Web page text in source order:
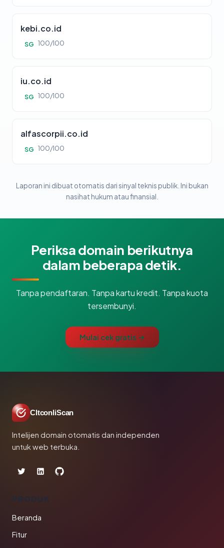
kebi.co.id
SG 100/100
iu.co.id
SG 100/100
alfascorpii.co.id
SG 100/100
Laporan ini dibuat otomatis dari sinyal teknis publik. Ini bukan
nasihat hukum atau finansial.
Periksa domain berikutnya
dalam beberapa detik.
Tanpa pendaftaran. Tanpa kartu kredit. Tanpa kuota
tersembunyi.
Mulai cek gratis →
CltconliScan
Intelijen domain otomatis dan independen
untuk web terbuka.
PRODUK
Beranda
Fitur